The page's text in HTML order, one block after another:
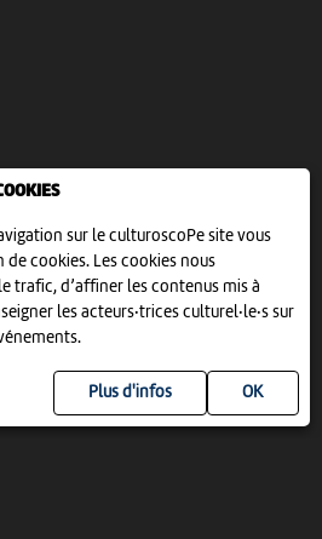
sur le culturoscoPe site vous
de cookies. Les cookies nous
trafic, d’affiner les contenus mis à
les acteurs·trices culturel·le·s sur
Plus d'infos